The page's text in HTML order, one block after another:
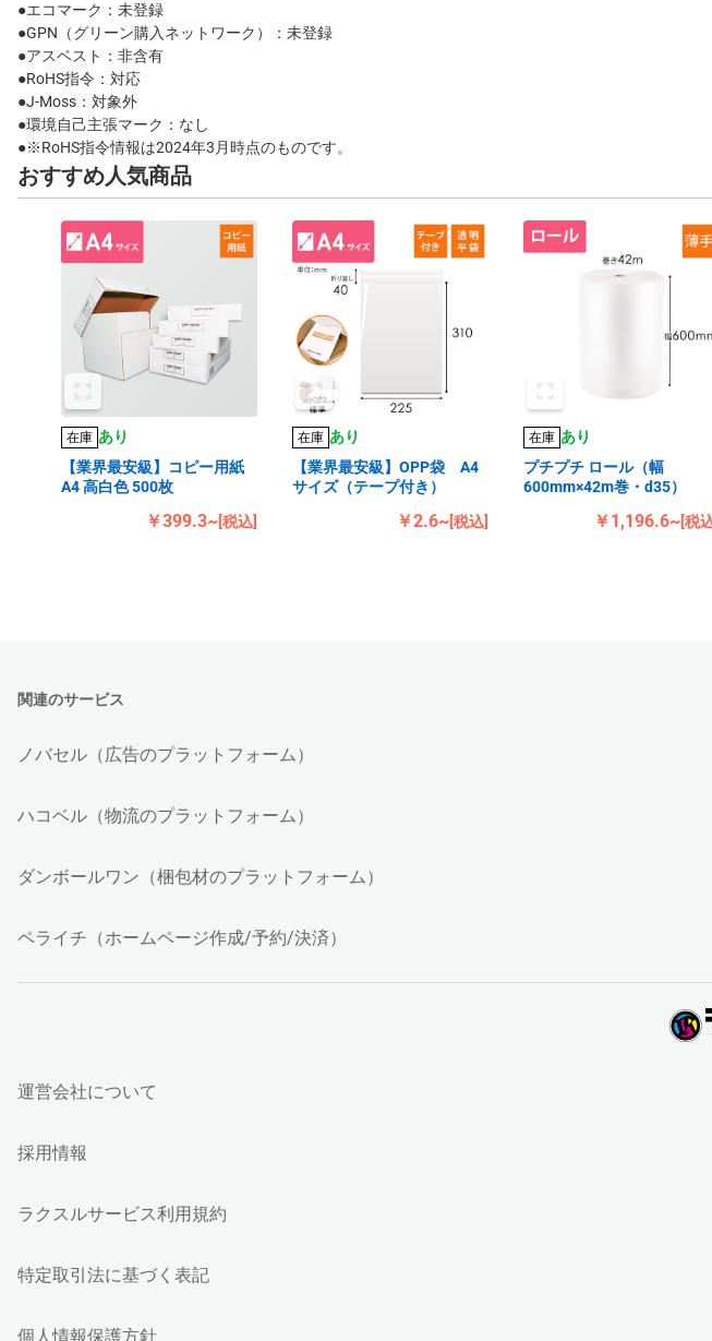
●エコマーク：未登録
●GPN（グリーン購入ネットワーク）：未登録
●アスベスト：非含有
●RoHS指令：対応
●J-Moss：対象外
●環境自己主張マーク：なし
●※RoHS指令情報は2024年3月時点のものです。
おすすめ人気商品
在庫 あり
【業界最安級】コピー用紙
A4 高白色 500枚
￥399.3~[税込]
在庫 あり
【業界最安級】OPP袋 A4
サイズ（テープ付き）
￥2.6~[税込]
在庫 あり
プチプチ ロール（幅
600mm×42m巻・d35）
￥1,196.6~[税
関連のサービス
ノバセル（広告のプラットフォーム）
ハコベル（物流のプラットフォーム）
ダンボールワン（梱包材のプラットフォーム）
ペライチ（ホームページ作成/予約/決済）
運営会社について
採用情報
ラクスルサービス利用規約
特定取引法に基づく表記
個人情報保護方針